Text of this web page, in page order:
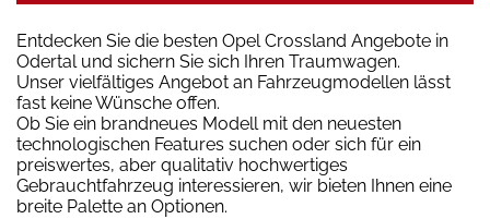
Entdecken Sie die besten Opel Crossland Angebote in
Odertal und sichern Sie sich Ihren Traumwagen.
Unser vielfältiges Angebot an Fahrzeugmodellen lässt
fast keine Wünsche offen.
Ob Sie ein brandneues Modell mit den neuesten
technologischen Features suchen oder sich für ein
preiswertes, aber qualitativ hochwertiges
Gebrauchtfahrzeug interessieren, wir bieten Ihnen eine
breite Palette an Optionen.